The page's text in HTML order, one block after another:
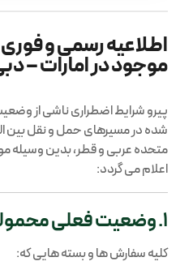
سرویس ها
حمل بار با قطار از چین (
خرید از علی بابا
درباره ما
تماس با ما
مطالب مفید
اطلاعیه رسمی و
موجود در امارات –
پیرو شرایط اضطراری ناشی از
شده در مسیرهای حمل و نقل بین
متحده عربی و قطر، بدین وسیله
اعلام می گردد:
1. وضعیت فعلی محموله ها
کلیه سفارش ها و بسته هایی که: